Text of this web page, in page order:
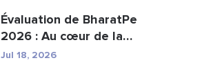
Évaluation de BharatPe
2026 : Au cœur de la
licorne fintech val...
Jul 18, 2026